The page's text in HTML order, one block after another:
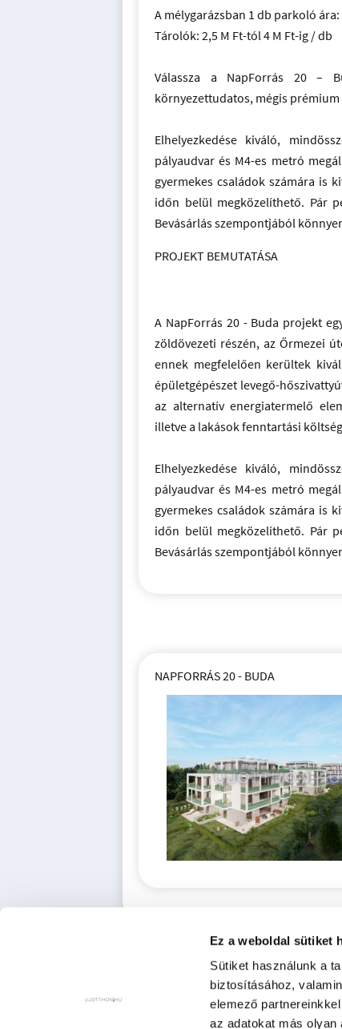
Ez a weboldal sütiket
Sütiket használunk a
biztosításához,
elemező
az adatokat más
A mélygarázsban 1 db parkoló ára:
Tárolók: 2,5 M Ft-tól 4 M Ft-ig / db
Válassza a NapForrás 20 –
környezettudatos, mégis
Elhelyezkedése kiváló,
pályaudvar és M4-es metró
gyermekes családok számára is
időn belül megközelíthető. Pár
Bevásárlás szempontjából
PROJEKT BEMUTATÁSA
A NapForrás 20 - Buda projekt
zöldövezeti részén, az Őrmezei
ennek megfelelően kerültek
épületgépészet levegő-
az alternatív energiatermelő
illetve a lakások fenntartási
Elhelyezkedése kiváló,
pályaudvar és M4-es metró
gyermekes családok számára is
időn belül megközelíthető. Pár
Bevásárlás szempontjából
NAPFORRÁS 20 - BUDA